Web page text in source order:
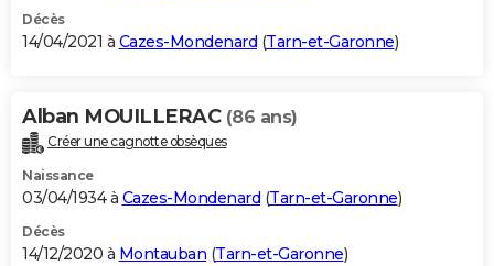
Décès
14/04/2021 à Cazes-Mondenard (Tarn-et-Garonne)
Alban MOUILLERAC (86 ans)
Créer une cagnotte obsèques
Naissance
03/04/1934 à Cazes-Mondenard (Tarn-et-Garonne)
Décès
14/12/2020 à Montauban (Tarn-et-Garonne)